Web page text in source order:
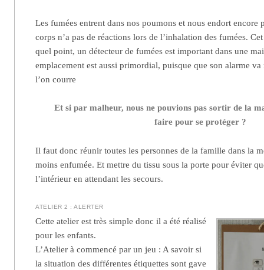
Les fumées entrent dans nos poumons et nous endort encore
corps n’a pas de réactions lors de l’inhalation des fumées.
quel point, un détecteur de fumées est important dans une
emplacement est aussi primordial, puisque que son alarme
l’on courre
Et si par malheur, nous ne pouvions pas sortir de la
faire pour se protéger ?
Il faut donc réunir toutes les personnes de la famille dans la
moins enfumée. Et mettre du tissu sous la porte pour éviter
l’intérieur en attendant les secours.
ATELIER 2 : ALERTER
Cette atelier est très simple donc il a été réalisé
pour les enfants.
L’Atelier à commencé par un jeu : A savoir si
la situation des différentes étiquettes sont gave